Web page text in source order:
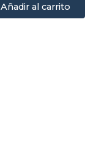
Añadir al carrito